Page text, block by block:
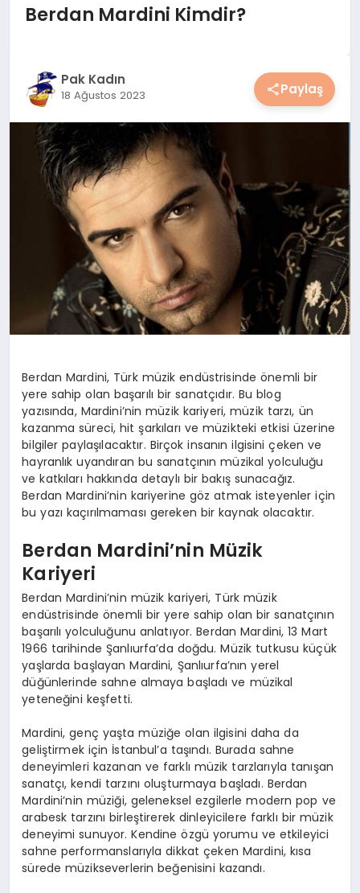
SAĞLIK
SPOR & FITNESS
YAŞAM
YEMEK
HESAPLAMALAR
Berdan Mardini Kimdir?
Pak Kadın
18 Ağustos 2023 Paylaş
Berdan Mardini, Türk müzik endüstrisinde önemli bir
yere sahip olan başarılı bir sanatçıdır. Bu blog
yazısında, Mardini’nin müzik kariyeri, müzik tarzı, ün
kazanma süreci, hit şarkıları ve müzikteki etkisi üzerine
bilgiler paylaşılacaktır. Birçok insanın ilgisini çeken ve
hayranlık uyandıran bu sanatçının müzikal yolculuğu
ve katkıları hakkında detaylı bir bakış sunacağız.
Berdan Mardini’nin kariyerine göz atmak isteyenler için
bu yazı kaçırılmaması gereken bir kaynak olacaktır.
Berdan Mardini’nin Müzik
Kariyeri
Berdan Mardini’nin müzik kariyeri, Türk müzik
endüstrisinde önemli bir yere sahip olan bir sanatçının
başarılı yolculuğunu anlatıyor. Berdan Mardini, 13 Mart
1966 tarihinde Şanlıurfa’da doğdu. Müzik tutkusu küçük
yaşlarda başlayan Mardini, Şanlıurfa’nın yerel
düğünlerinde sahne almaya başladı ve müzikal
yeteneğini keşfetti.
Mardini, genç yaşta müziğe olan ilgisini daha da
geliştirmek için İstanbul’a taşındı. Burada sahne
deneyimleri kazanan ve farklı müzik tarzlarıyla tanışan
sanatçı, kendi tarzını oluşturmaya başladı. Berdan
Mardini’nin müziği, geleneksel ezgilerle modern pop ve
arabesk tarzını birleştirerek dinleyicilere farklı bir müzik
deneyimi sunuyor. Kendine özgü yorumu ve etkileyici
sahne performanslarıyla dikkat çeken Mardini, kısa
sürede müzikseverlerin beğenisini kazandı.